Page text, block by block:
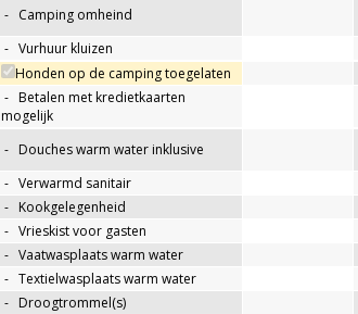
- Camping omheind
- Vurhuur kluizen
Honden op de camping toegelaten
- Betalen met kredietkaarten
mogelijk
- Douches warm water inklusive
- Verwarmd sanitair
- Kookgelegenheid
- Vrieskist voor gasten
- Vaatwasplaats warm water
- Textielwasplaats warm water
- Droogtrommel(s)